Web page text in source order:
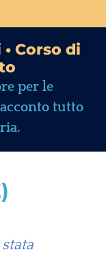
Corso di
per le
tutto